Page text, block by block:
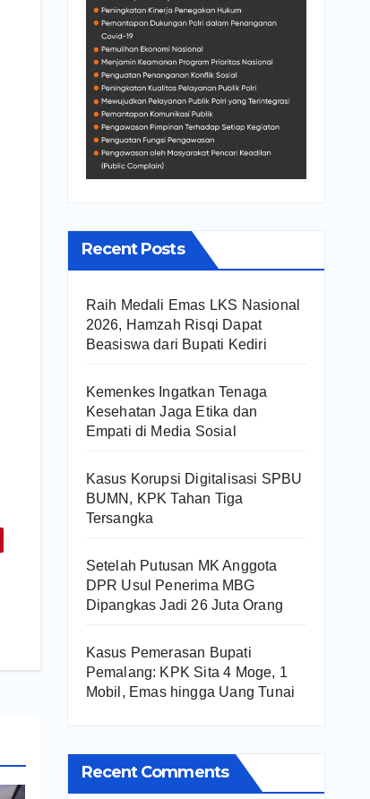
Recent Posts
Raih Medali Emas LKS Nasional
2026, Hamzah Risqi Dapat
Beasiswa dari Bupati Kediri
Kemenkes Ingatkan Tenaga
Kesehatan Jaga Etika dan
Empati di Media Sosial
Kasus Korupsi Digitalisasi SPBU
BUMN, KPK Tahan Tiga
Tersangka
Setelah Putusan MK Anggota
DPR Usul Penerima MBG
Dipangkas Jadi 26 Juta Orang
Kasus Pemerasan Bupati
Pemalang: KPK Sita 4 Moge, 1
Mobil, Emas hingga Uang Tunai
Recent Comments